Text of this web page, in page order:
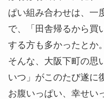
ぱい組み合わせは、一
で、「田舎帰るから買
する方も多かったとか。
そんな、大阪下町の思
いつ」がこのたび遂に
お腹いっぱい、幸せい